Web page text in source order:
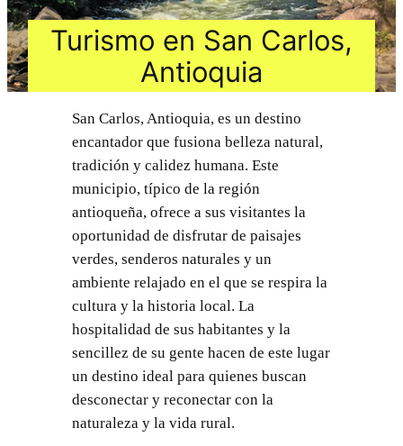
Turismo en San Carlos,
Antioquia
San Carlos, Antioquia, es un destino
encantador que fusiona belleza natural,
tradición y calidez humana. Este
municipio, típico de la región
antioqueña, ofrece a sus visitantes la
oportunidad de disfrutar de paisajes
verdes, senderos naturales y un
ambiente relajado en el que se respira la
cultura y la historia local. La
hospitalidad de sus habitantes y la
sencillez de su gente hacen de este lugar
un destino ideal para quienes buscan
desconectar y reconectar con la
naturaleza y la vida rural.